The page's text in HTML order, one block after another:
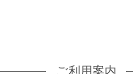
ご利用案内